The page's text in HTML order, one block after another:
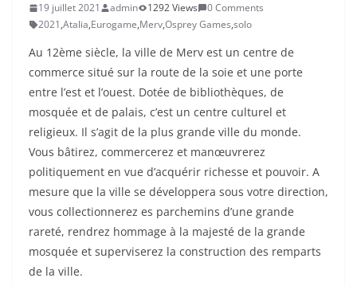
19 juillet 2021 admin 1292 Views
0 Comments
2021,Atalia,Eurogame,Merv,Osprey Games,solo
Au 12ème siècle, la ville de Merv est un centre de
commerce situé sur la route de la soie et une porte
entre l’est et l’ouest. Dotée de bibliothèques, de
mosquée et de palais, c’est un centre culturel et
religieux. Il s’agit de la plus grande ville du monde.
Vous bâtirez, commercerez et manœuvrerez
politiquement en vue d’acquérir richesse et pouvoir. A
mesure que la ville se développera sous votre direction,
vous collectionnerez es parchemins d’une grande
rareté, rendrez hommage à la majesté de la grande
mosquée et superviserez la construction des remparts
de la ville.